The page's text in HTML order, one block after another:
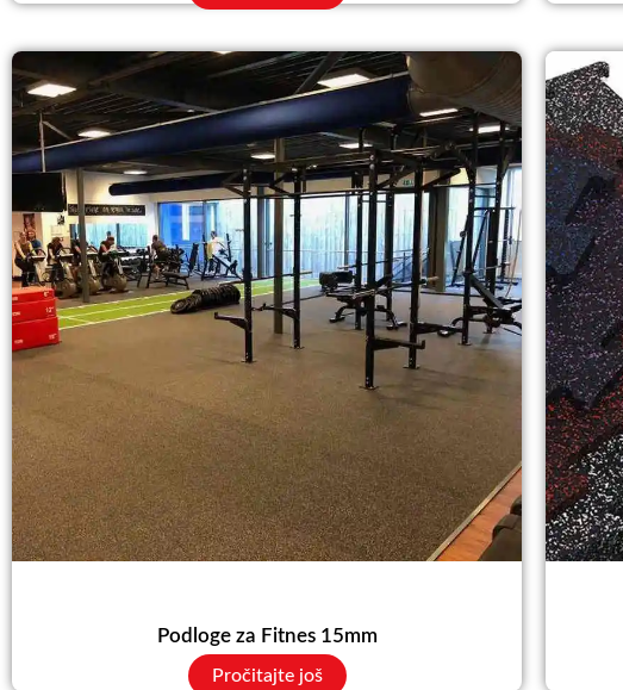
Podloge za Fitnes 15mm
Pročitajte još